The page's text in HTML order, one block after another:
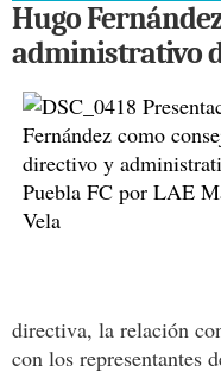
Hugo
administrativo
directiva, la relación
con los representantes